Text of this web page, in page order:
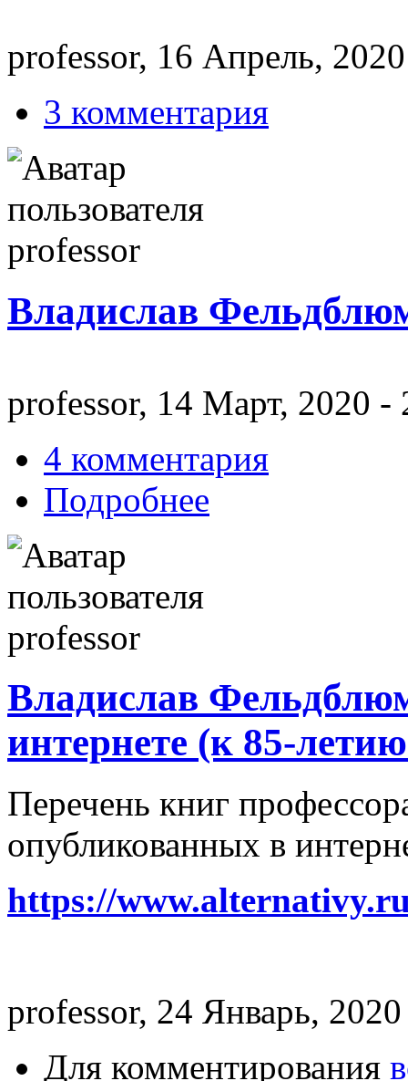
professor, 16 Апрель,
3 комментария
Владислав
professor, 14 Март, 2020 -
4 комментария
Подробнее
Владислав
интернете (к 85-
Перечень книг
опубликованных в
https://
professor, 24 Январь,
Для комментирования